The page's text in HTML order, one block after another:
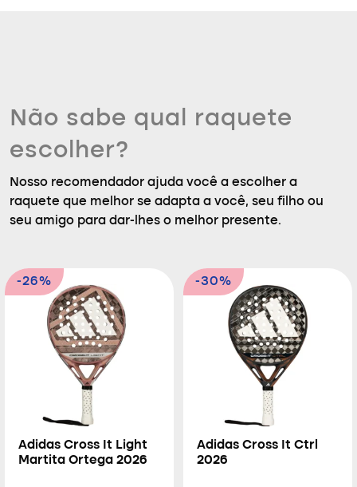
Não sabe qual raquete
escolher?
Nosso recomendador ajuda você a escolher a
raquete que melhor se adapta a você, seu filho ou
seu amigo para dar-lhes o melhor presente.
-26%
Adidas Cross It Light
Martita Ortega 2026
-30%
Adidas Cross It Ctrl
2026